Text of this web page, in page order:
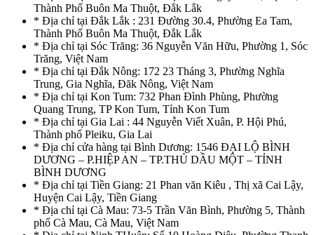
Thành Phố Buôn Ma Thuột, Đắk Lắk
* Địa chỉ tại Đắk Lắk : 231 Đường 30.4, Phường Ea Tam,
Thành Phố Buôn Ma Thuột, Đắk Lắk
* Địa chỉ tại Sóc Trăng: 36 Nguyễn Văn Hữu, Phường 1, Sóc
Trăng, Việt Nam
* Địa chỉ tại Đắk Nông: 172 23 Tháng 3, Phường Nghĩa
Trung, Gia Nghĩa, Đăk Nông, Việt Nam
* Địa chỉ tại Kon Tum: 732 Phan Đình Phùng, Phường
Quang Trung, TP Kon Tum, Tỉnh Kon Tum
* Địa chỉ tại Gia Lai : 44 Nguyễn Viết Xuân, P. Hội Phú,
Thành phố Pleiku, Gia Lai
* Địa chỉ cửa hàng tại Bình Dương: 1546 ĐẠI LỘ BÌNH
DƯƠNG – P.HIỆP AN – TP.THỦ DẦU MỘT – TỈNH
BÌNH DƯƠNG
* Địa chỉ tại Tiền Giang: 21 Phan văn Kiêu , Thị xã Cai Lậy,
Huyện Cai Lậy, Tiền Giang
* Địa chỉ tại Cà Mau: 73-5 Trần Văn Bình, Phường 5, Thành
phố Cà Mau, Cà Mau, Việt Nam